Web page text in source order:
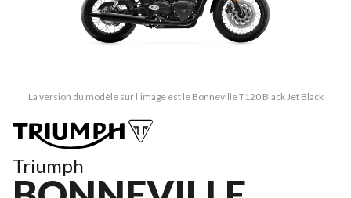
La version du modèle sur l'image est le Bonneville T120 Black Jet Black
Triumph